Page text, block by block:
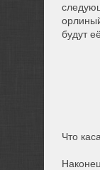
будут
Что